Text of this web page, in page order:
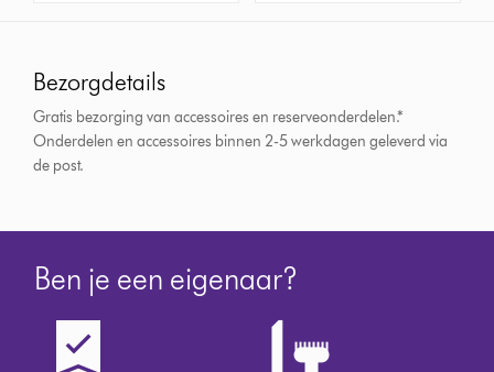
Bezorgdetails
Gratis bezorging van accessoires en reserveonderdelen.*
Onderdelen en accessoires binnen 2-5 werkdagen geleverd via
de post.
Ben je een eigenaar?